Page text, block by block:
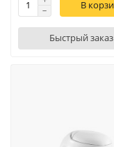
В
Быстрый заказ